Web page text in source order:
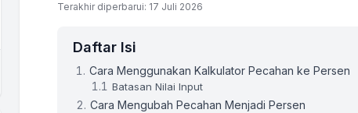
Terakhir diperbarui: 17 Juli 2026
Daftar Isi
Cara Menggunakan Kalkulator Pecahan ke Persen
Batasan Nilai Input
Cara Mengubah Pecahan Menjadi Persen